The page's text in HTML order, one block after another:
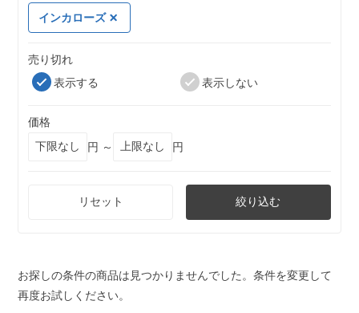
インカローズ
売り切れ
表示する
表示しない
価格
円 ～
円
リセット 絞り込む
お探しの条件の商品は見つかりませんでした。条件を変更して
再度お試しください。